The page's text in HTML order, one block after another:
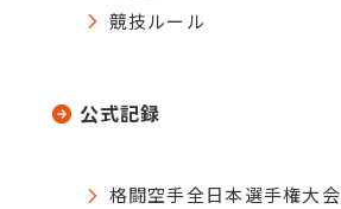
競技ルール
公式記録
格闘空手全日本選手権大会